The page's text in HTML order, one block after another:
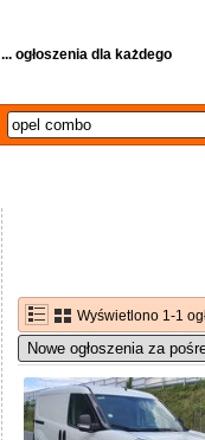
... ogłoszenia dla każdego
Wyświetlono 1-1
Nowe ogłoszenia za